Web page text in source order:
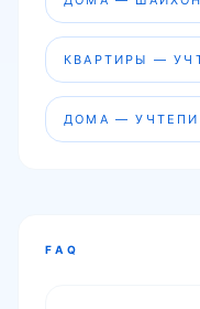
КВАРТИРЫ —
ДОМА —
FAQ